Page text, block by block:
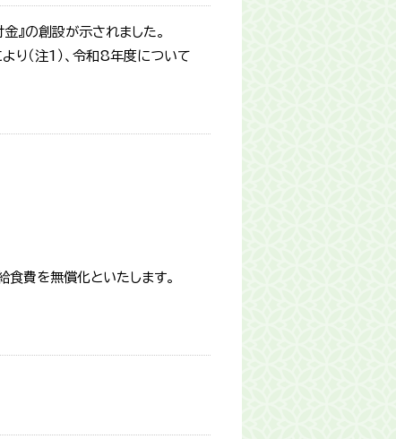
』の創設が示されました。
り（注1）、令和8年度について
費を無償化といたします。